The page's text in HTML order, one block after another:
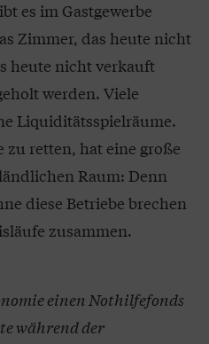
es im Gastgewerbe
Zimmer, das heute nicht
heute nicht verkauft
werden. Viele
Liquiditätsspielräume.
zu retten, hat eine große
Raum: Denn
diese Betriebe brechen
zusammen.
einen Nothilfefonds
während der